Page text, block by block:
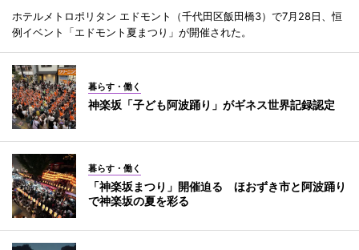
ホテルメトロポリタン エドモント（千代田区飯田橋3）で7月28日、恒
例イベント「エドモント夏まつり」が開催された。
暮らす・働く
神楽坂「子ども阿波踊り」がギネス世界記録認定
暮らす・働く
「神楽坂まつり」開催迫る ほおずき市と阿波踊り
で神楽坂の夏を彩る